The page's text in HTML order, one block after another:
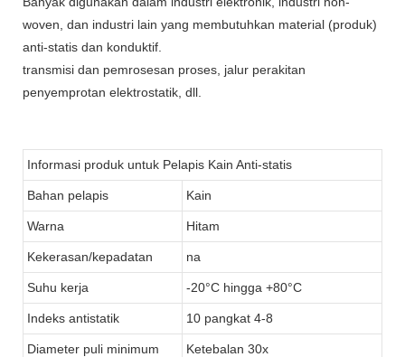
woven, dan industri lain yang membutuhkan material (produk)
anti-statis dan konduktif.
transmisi dan pemrosesan proses, jalur perakitan
penyemprotan elektrostatik, dll.
Informasi produk untuk Pelapis Kain Anti-statis
Bahan pelapis Kain
Warna Hitam
Kekerasan/kepadatan na
Suhu kerja -20°C hingga +80°C
Indeks antistatik 10 pangkat 4-8
Diameter puli minimum Ketebalan 30x